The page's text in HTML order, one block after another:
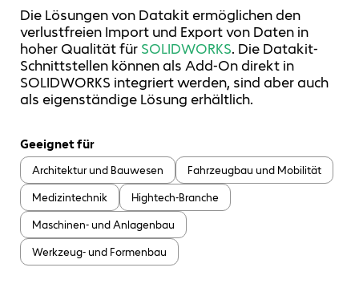
Die Lösungen von Datakit ermöglichen den
verlustfreien Import und Export von Daten in
hoher Qualität für SOLIDWORKS. Die Datakit-
Schnittstellen können als Add-On direkt in
SOLIDWORKS integriert werden, sind aber auch
als eigenständige Lösung erhältlich.
Geeignet für
Architektur und Bauwesen
Fahrzeugbau und Mobilität
Medizintechnik
Hightech-Branche
Maschinen- und Anlagenbau
Werkzeug- und Formenbau